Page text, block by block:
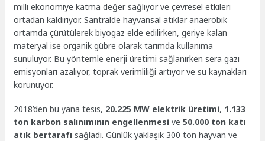
milli ekonomiye katma değer sağlıyor ve çevresel etkileri
ortadan kaldırıyor. Santralde hayvansal atıklar anaerobik
ortamda çürütülerek biyogaz elde edilirken, geriye kalan
materyal ise organik gübre olarak tarımda kullanıma
sunuluyor. Bu yöntemle enerji üretimi sağlanırken sera gazı
emisyonları azalıyor, toprak verimliliği artıyor ve su kaynakları
korunuyor.
2018’den bu yana tesis, 20.225 MW elektrik üretimi, 1.133
ton karbon salınımının engellenmesi ve50.000 ton katı
atık bertarafı sağladı. Günlük yaklaşık 300 ton hayvan ve